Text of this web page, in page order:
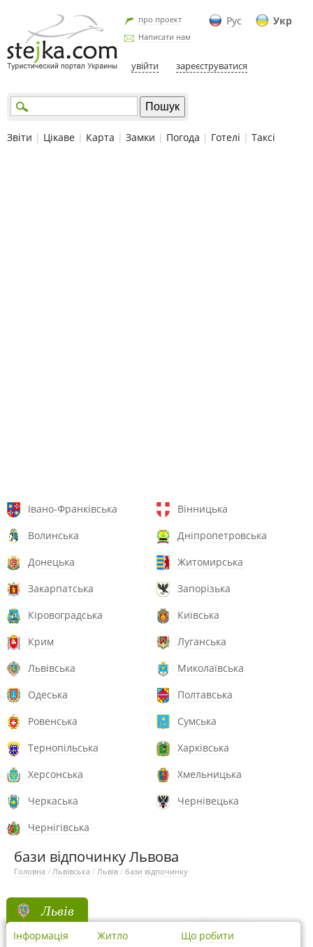
Рус Укр
про проект
Написати нам
увійти зареєструватися
Звіти | Цікаве | Карта | Замки | Погода | Готелі | Таксі
Івано-Франківська
Вінницька
Волинська
Дніпропетровська
Донецька
Житомирська
Закарпатська
Запорізька
Кіровоградська
Київська
Крим
Луганська
Львівська
Миколаївська
Одеська
Полтавська
Ровенська
Сумська
Тернопільська
Харківська
Херсонська
Хмельницька
Черкаська
Чернівецька
Чернігівська
бази відпочинку Львова
Головна / Львівська / Львів / бази відпочинку
Львів
Інформація Житло Що робити